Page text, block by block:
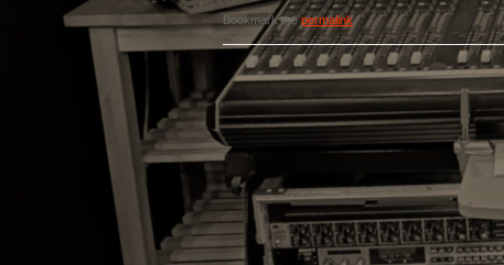
Bookmark thepermalink.